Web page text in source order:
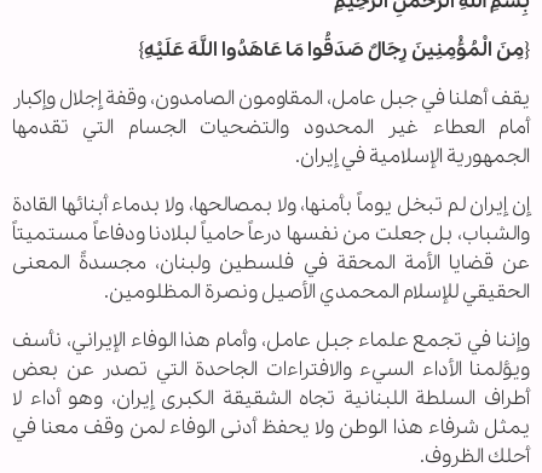
{مِنَ الْمُؤْمِنِينَ رِجَالٌ صَدَقُوا مَا عَاهَدُوا اللَّهَ عَلَيْهِ}
يقف أهلنا في جبل عامل، المقاومون الصامدون، وقفة إجلال وإكبار
أمام العطاء غير المحدود والتضحيات الجسام التي تقدمها
الجمهورية الإسلامية في إيران.
إن إيران لم تبخل يوماً بأمنها، ولا بمصالحها، ولا بدماء أبنائها القادة
والشباب، بل جعلت من نفسها درعاً حامياً لبلادنا ودفاعاً مستميتاً
عن قضايا الأمة المحقة في فلسطين ولبنان، مجسدةً المعنى
الحقيقي للإسلام المحمدي الأصيل ونصرة المظلومين.
وإننا في تجمع علماء جبل عامل، وأمام هذا الوفاء الإيراني، نأسف
ويؤلمنا الأداء السيء والافتراءات الجاحدة التي تصدر عن بعض
أطراف السلطة اللبنانية تجاه الشقيقة الكبرى إيران، وهو أداء لا
يمثل شرفاء هذا الوطن ولا يحفظ أدنى الوفاء لمن وقف معنا في
أحلك الظروف.